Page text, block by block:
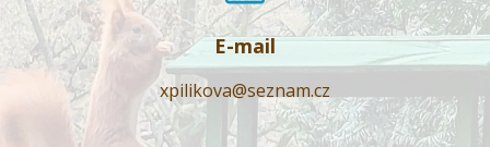
E-mail
xpilikova@seznam.cz